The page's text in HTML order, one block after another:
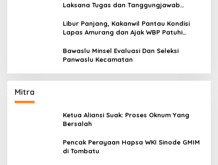
Laksana Tugas dan Tanggungjawab
Libur Panjang, Kakanwil Pantau Kondisi
Lapas Amurang dan Ajak WBP Patuhi
Bawaslu Minsel Evaluasi Dan Seleksi
Panwaslu Kecamatan
Mitra
Ketua Aliansi Suak: Proses Oknum Yang
Bersalah
Pencak Perayaan Hapsa WKI Sinode GMIM
di Tombatu